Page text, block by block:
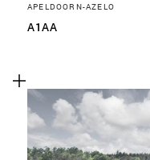
APELDOORN-AZELO
A1AA